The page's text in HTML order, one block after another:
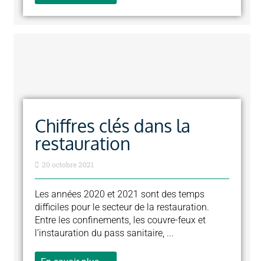
Chiffres clés dans la
restauration
20 octobre 2021
Les années 2020 et 2021 sont des temps
difficiles pour le secteur de la restauration.
Entre les confinements, les couvre-feux et
l’instauration du pass sanitaire, ...